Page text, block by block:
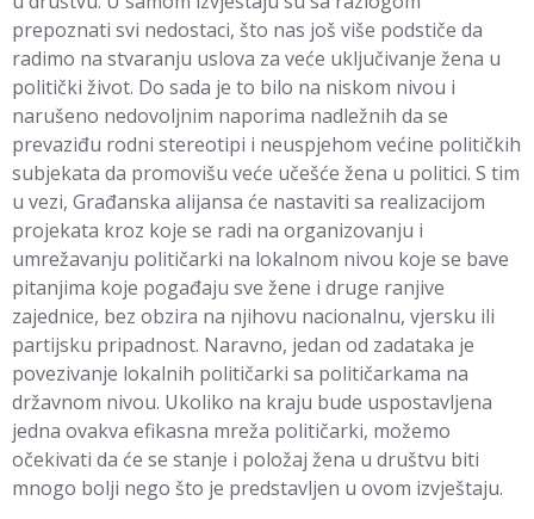
prepoznati svi nedostaci, što nas još više podstiče da
radimo na stvaranju uslova za veće uključivanje žena u
politički život. Do sada je to bilo na niskom nivou i
narušeno nedovoljnim naporima nadležnih da se
prevaziđu rodni stereotipi i neuspjehom većine političkih
subjekata da promovišu veće učešće žena u politici. S tim
u vezi, Građanska alijansa će nastaviti sa realizacijom
projekata kroz koje se radi na organizovanju i
umrežavanju političarki na lokalnom nivou koje se bave
pitanjima koje pogađaju sve žene i druge ranjive
zajednice, bez obzira na njihovu nacionalnu, vjersku ili
partijsku pripadnost. Naravno, jedan od zadataka je
povezivanje lokalnih političarki sa političarkama na
državnom nivou. Ukoliko na kraju bude uspostavljena
jedna ovakva efikasna mreža političarki, možemo
očekivati da će se stanje i položaj žena u društvu biti
mnogo bolji nego što je predstavljen u ovom izvještaju.